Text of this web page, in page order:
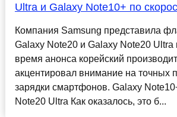
Ultra и Galaxy Note10+ по
Компания Samsung представила
Galaxy Note20 и Galaxy Note20 Ultra
время анонса корейский
акцентировал внимание на точных
зарядки смартфонов. Galaxy
Note20 Ultra Как оказалось, это б...